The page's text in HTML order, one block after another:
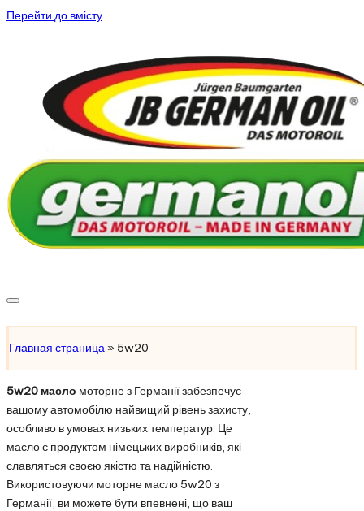
Перейти до вмісту
Главная страница » 5w20
5w20 масло моторне з Германії забезпечує
вашому автомобілю найвищий рівень захисту,
особливо в умовах низьких температур. Це
масло є продуктом німецьких виробників, які
славляться своєю якістю та надійністю.
Використовуючи моторне масло 5w20 з
Германії, ви можете бути впевнені, що ваш